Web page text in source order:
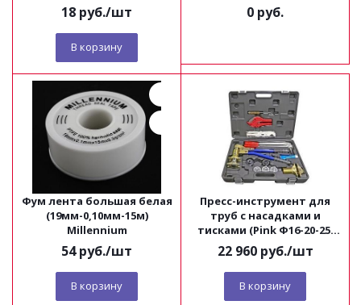
18 руб./шт
В корзину
0 руб.
Фум лента большая белая
(19мм-0,10мм-15м)
Millennium
54руб./шт
В корзину
Пресс-инструмент для
труб с насадками и
тисками (Pink Ф16-20-25;
Stabil Ф16-20) Millennium
22 960руб./шт
В корзину